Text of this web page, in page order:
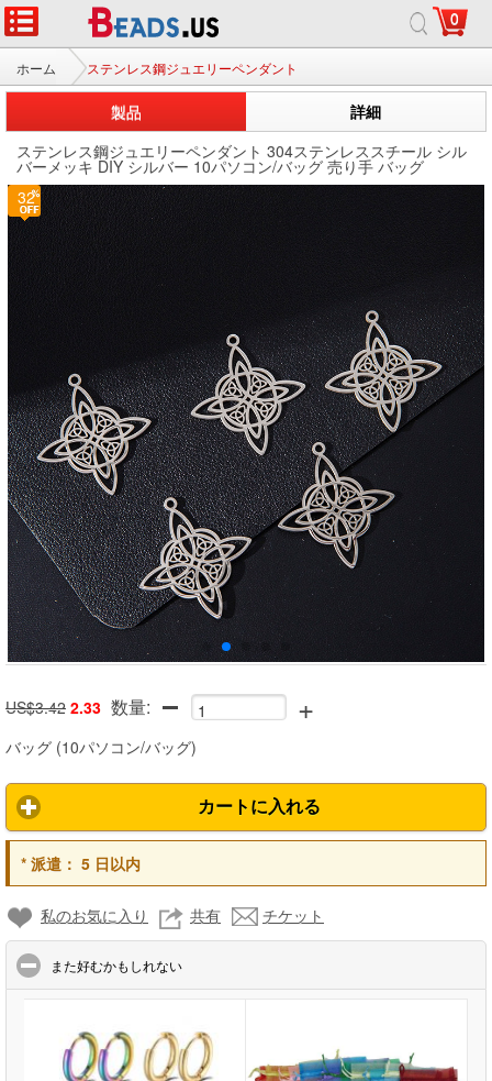
0
ホーム ステンレス鋼ジュエリーペンダント
製品
詳細
ステンレス鋼ジュエリーペンダント 304ステンレススチール シル
バーメッキ DIY シルバー 10パソコン/バッグ 売り手 バッグ
32
US$3.42 2.33 数量: +
バッグ (10パソコン/バッグ)
カートに入れる
*派遣： 5 日以内
私のお気に入り 共有 チケット
また好むかもしれない